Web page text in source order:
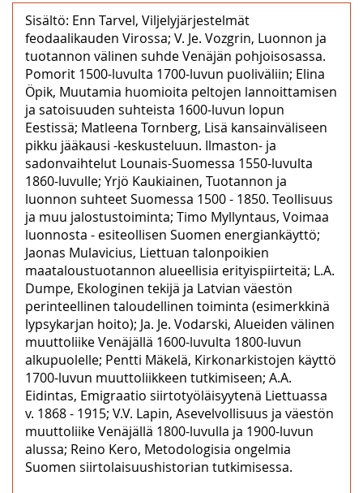
Sisältö: Enn Tarvel, Viljelyjärjestelmät
feodaalikauden Virossa; V. Je. Vozgrin, Luonnon ja
tuotannon välinen suhde Venäjän pohjoisosassa.
Pomorit 1500-luvulta 1700-luvun puoliväliin; Elina
Öpik, Muutamia huomioita peltojen lannoittamisen
ja satoisuuden suhteista 1600-luvun lopun
Eestissä; Matleena Tornberg, Lisä kansainväliseen
pikku jääkausi -keskusteluun. Ilmaston- ja
sadonvaihtelut Lounais-Suomessa 1550-luvulta
1860-luvulle; Yrjö Kaukiainen, Tuotannon ja
luonnon suhteet Suomessa 1500 - 1850. Teollisuus
ja muu jalostustoiminta; Timo Myllyntaus, Voimaa
luonnosta - esiteollisen Suomen energiankäyttö;
Jaonas Mulavicius, Liettuan talonpoikien
maataloustuotannon alueellisia erityispiirteitä; L.A.
Dumpe, Ekologinen tekijä ja Latvian väestön
perinteellinen taloudellinen toiminta (esimerkkinä
lypsykarjan hoito); Ja. Je. Vodarski, Alueiden välinen
muuttoliike Venäjällä 1600-luvulta 1800-luvun
alkupuolelle; Pentti Mäkelä, Kirkonarkistojen käyttö
1700-luvun muuttoliikkeen tutkimiseen; A.A.
Eidintas, Emigraatio siirtotyöläisyytenä Liettuassa
v. 1868 - 1915; V.V. Lapin, Asevelvollisuus ja väestön
muuttoliike Venäjällä 1800-luvulla ja 1900-luvun
alussa; Reino Kero, Metodologisia ongelmia
Suomen siirtolaisuushistorian tutkimisessa.